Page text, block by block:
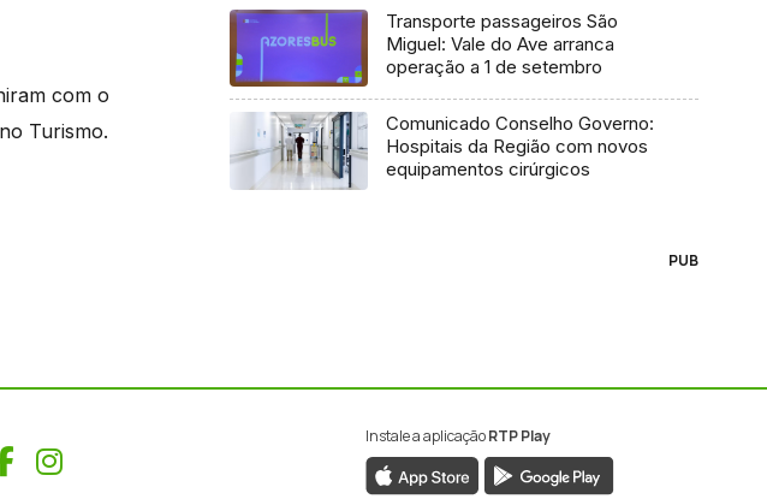
com o
Turismo.
Transporte passageiros São
Miguel: Vale do Ave arranca
operação a 1 de setembro
Comunicado Conselho Governo:
Hospitais da Região com novos
equipamentos cirúrgicos
PUB
Facebook
Instagram
Instale a aplicaçãoRTP Play